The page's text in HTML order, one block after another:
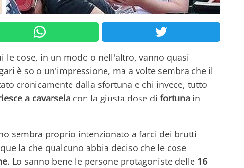
le cose, in un modo o nell'altro, vanno quasi
è solo un'impressione, ma a volte sembra che il
cronicamente dalla sfortuna e chi invece, tutto
a cavarsela con la giusta dose di fortuna in
sembra proprio intenzionato a farci dei brutti
che qualcuno abbia deciso che le cose
. Lo sanno bene le persone protagoniste delle 16